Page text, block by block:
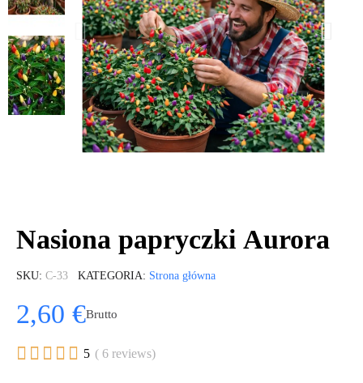
Nasiona papryczki Aurora
SKU C-33 KATEGORIA Strona główna
2,60 €Brutto
     5 ( 6 reviews)